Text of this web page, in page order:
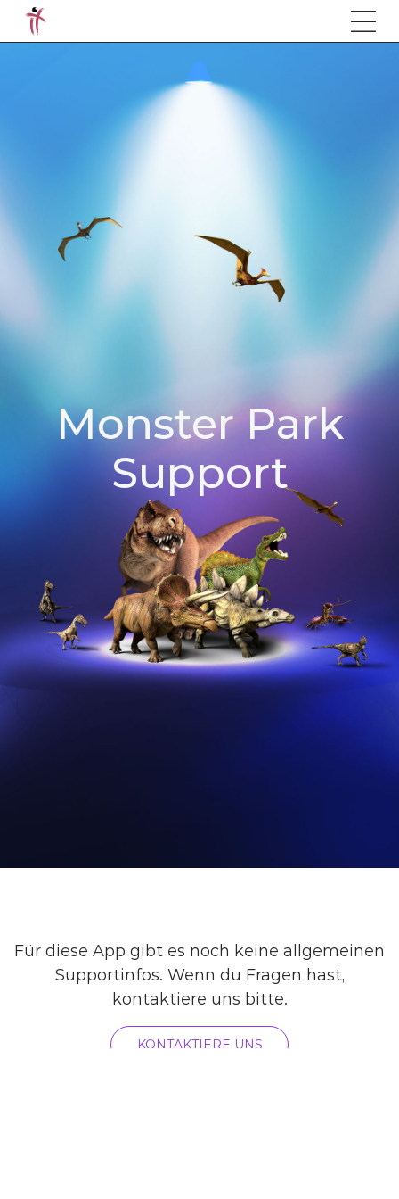
Monster Park
Support
Für diese App gibt es noch keine allgemeinen
Supportinfos. Wenn du Fragen hast,
kontaktiere uns bitte.
KONTAKTIERE UNS